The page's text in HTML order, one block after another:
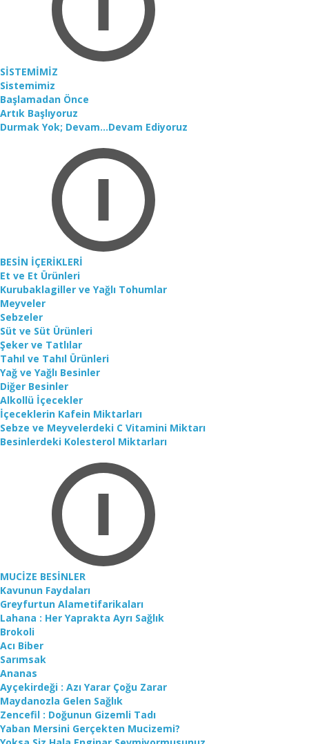
SİSTEMİMİZ
Sistemimiz
Başlamadan Önce
Artık Başlıyoruz
Durmak Yok; Devam...Devam Ediyoruz
BESİN İÇERİKLERİ
Et ve Et Ürünleri
Kurubaklagiller ve Yağlı Tohumlar
Meyveler
Sebzeler
Süt ve Süt Ürünleri
Şeker ve Tatlılar
Tahıl ve Tahıl Ürünleri
Yağ ve Yağlı Besinler
Diğer Besinler
Alkollü İçecekler
İçeceklerin Kafein Miktarları
Sebze ve Meyvelerdeki C Vitamini Miktarı
Besinlerdeki Kolesterol Miktarları
MUCİZE BESİNLER
Kavunun Faydaları
Greyfurtun Alametifarikaları
Lahana : Her Yaprakta Ayrı Sağlık
Brokoli
Acı Biber
Sarımsak
Ananas
Ayçekirdeği : Azı Yarar Çoğu Zarar
Maydanozla Gelen Sağlık
Zencefil : Doğunun Gizemli Tadı
Yaban Mersini Gerçekten Mucizemi?